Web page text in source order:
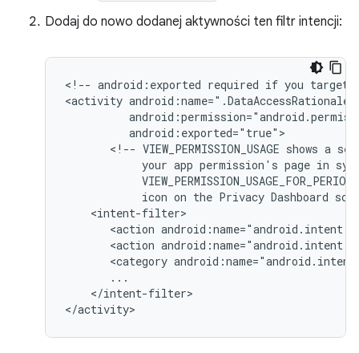
Dodaj do nowo dodanej aktywności ten filtr intencji:
<!-- android:exported required if you target
<activity
<!-- VIEW_PERMISSION_USAGE shows a
your app permission's page in
VIEW_PERMISSION_USAGE_FOR_PERIOD
icon on the Privacy Dashboard
<action
<action
<category
</intent-filter>
</activity>